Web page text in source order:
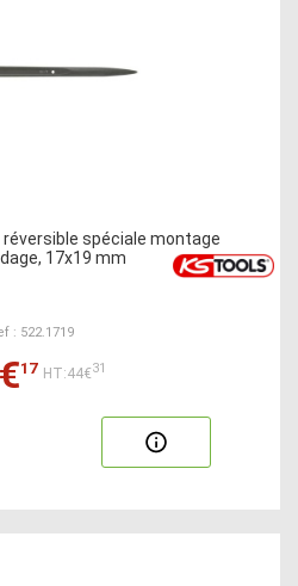
réversible spéciale montage
17x19 mm
: 522.1719
17 HT:44€31